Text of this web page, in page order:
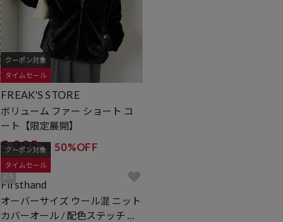
クーポン対象
タイムセール
FREAK'S STORE
ボリューム ファー ショート コ
ート【限定展開】
5,995円 50%OFF
クーポン対象
タイムセール
25
Firsthand
オーバーサイズ ウール混 ニット
カバーオール / 配色ステッチ ニ